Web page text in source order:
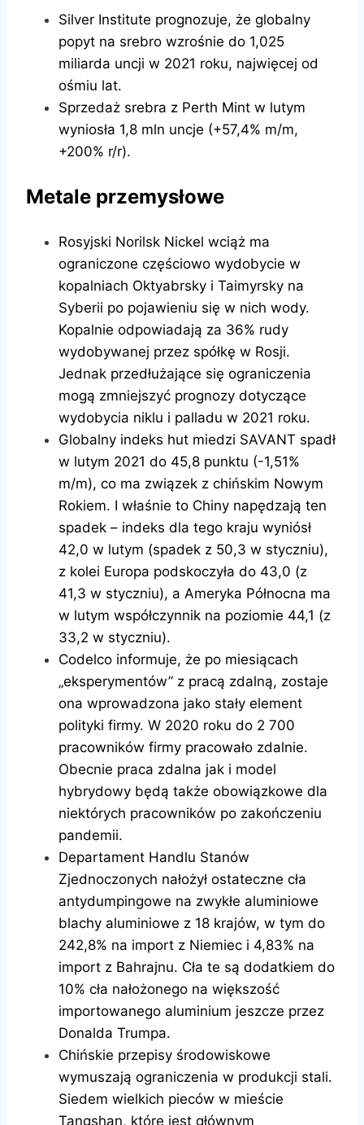
Silver Institute prognozuje, że globalny
popyt na srebro wzrośnie do 1,025
miliarda uncji w 2021 roku, najwięcej od
ośmiu lat.
Sprzedaż srebra z Perth Mint w lutym
wyniosła 1,8 mln uncje (+57,4% m/m,
+200% r/r).
Metale przemysłowe
Rosyjski Norilsk Nickel wciąż ma
ograniczone częściowo wydobycie w
kopalniach Oktyabrsky i Taimyrsky na
Syberii po pojawieniu się w nich wody.
Kopalnie odpowiadają za 36% rudy
wydobywanej przez spółkę w Rosji.
Jednak przedłużające się ograniczenia
mogą zmniejszyć prognozy dotyczące
wydobycia niklu i palladu w 2021 roku.
Globalny indeks hut miedzi SAVANT spadł
w lutym 2021 do 45,8 punktu (-1,51%
m/m), co ma związek z chińskim Nowym
Rokiem. I właśnie to Chiny napędzają ten
spadek – indeks dla tego kraju wyniósł
42,0 w lutym (spadek z 50,3 w styczniu),
z kolei Europa podskoczyła do 43,0 (z
41,3 w styczniu), a Ameryka Północna ma
w lutym współczynnik na poziomie 44,1 (z
33,2 w styczniu).
Codelco informuje, że po miesiącach
„eksperymentów” z pracą zdalną, zostaje
ona wprowadzona jako stały element
polityki firmy. W 2020 roku do 2 700
pracowników firmy pracowało zdalnie.
Obecnie praca zdalna jak i model
hybrydowy będą także obowiązkowe dla
niektórych pracowników po zakończeniu
pandemii.
Departament Handlu Stanów
Zjednoczonych nałożył ostateczne cła
antydumpingowe na zwykłe aluminiowe
blachy aluminiowe z 18 krajów, w tym do
242,8% na import z Niemiec i 4,83% na
import z Bahrajnu. Cła te są dodatkiem do
10% cła nałożonego na większość
importowanego aluminium jeszcze przez
Donalda Trumpa.
Chińskie przepisy środowiskowe
wymuszają ograniczenia w produkcji stali.
Siedem wielkich pieców w mieście
Tangshan, które jest głównym